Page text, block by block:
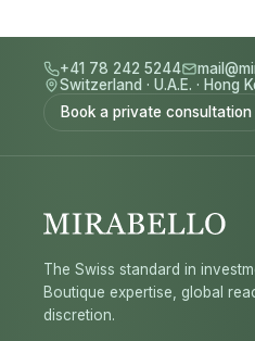
+41 78 242 5244
Switzerland · U.A.E. · Hong
Book a private consultation
The Swiss standard in
Boutique expertise, global
discretion.